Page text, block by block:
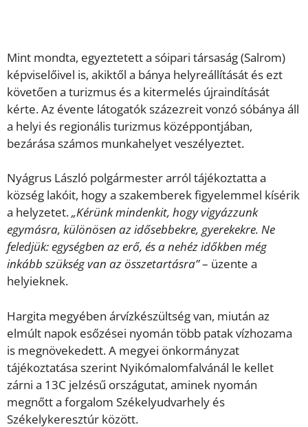
Mint mondta, egyeztetett a sóipari társaság (Salrom)
képviselőivel is, akiktől a bánya helyreállítását és ezt
követően a turizmus és a kitermelés újraindítását
kérte. Az évente látogatók százezreit vonzó sóbánya áll
a helyi és regionális turizmus középpontjában,
bezárása számos munkahelyet veszélyeztet.
Nyágrus László polgármester arról tájékoztatta a
község lakóit, hogy a szakemberek figyelemmel kísérik
a helyzetet.„Kérünk mindenkit, hogy vigyázzunk
egymásra, különösen az idősebbekre, gyerekekre. Ne
feledjük: egységben az erő, és a nehéz időkben még
inkább szükség van az összetartásra”– üzente a
helyieknek.
Hargita megyében árvízkészültség van, miután az
elmúlt napok esőzései nyomán több patak vízhozama
is megnövekedett. A megyei önkormányzat
tájékoztatása szerint Nyikómalomfalvánál le kellet
zárni a 13C jelzésű országutat, aminek nyomán
megnőtt a forgalom Székelyudvarhely és
Székelykeresztúr között.